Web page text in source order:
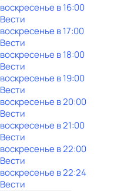
воскресенье в16:00
Вести
воскресенье в17:00
Вести
воскресенье в18:00
Вести
воскресенье в19:00
Вести
воскресенье в20:00
Вести
воскресенье в21:00
Вести
воскресенье в22:00
Вести
воскресенье в22:24
Вести